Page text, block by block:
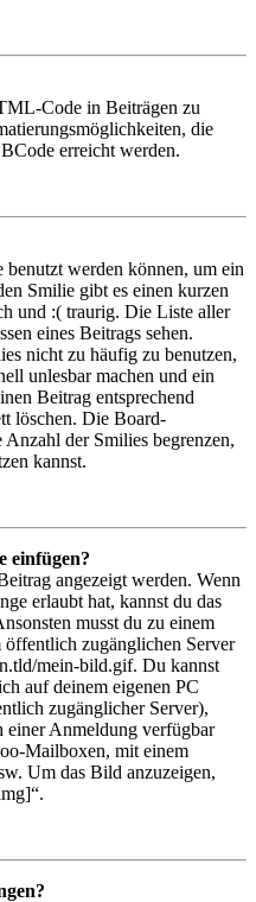
Code in Beiträgen zu
die
erreicht werden.
werden können, um ein
Smilie gibt es einen kurzen
und :( traurig. Die Liste aller
eines Beitrags sehen.
nicht zu häufig zu benutzen,
unlesbar machen und ein
Beitrag entsprechend
löschen. Die Board-
der Smilies begrenzen,
kannst.
einfügen?
angezeigt werden. Wenn
erlaubt hat, kannst du das
musst du zu einem
zugänglichen Server
mein-bild.gif. Du kannst
auf deinem eigenen PC
zugänglicher Server),
einer Anmeldung verfügbar
Mailboxen, mit einem
Um das Bild anzuzeigen,